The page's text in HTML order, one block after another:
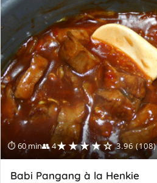
⏱ 60 min👥 4★★★★☆ 3.96 (108)
Babi Pangang à la Henkie